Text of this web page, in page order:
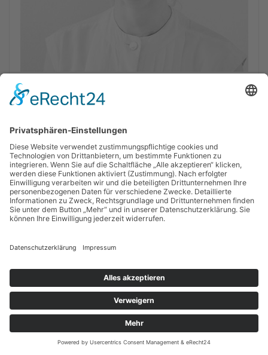
Klipstein, Sophia
Festwoche 11. bis 19.9. 2026